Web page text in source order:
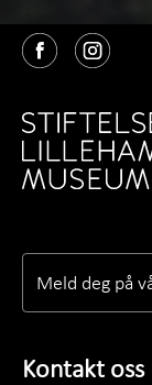
Meld deg på
Kontakt oss